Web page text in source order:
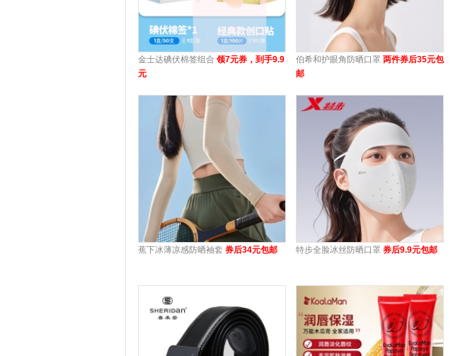
金士达碘伏棉签组合 领7元券，到手9.9
元
伯希和护眼角防晒口罩 两件券后35元包
邮
蕉下冰薄凉感防晒袖套 券后34元包邮 特步全脸冰丝防晒口罩 券后9.9元包邮